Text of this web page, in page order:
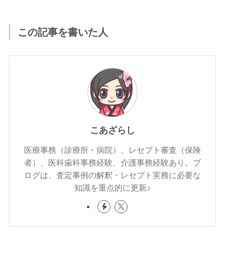
この記事を書いた人
こあざらし
医療事務（診療所・病院）、レセプト審査（保険
者）、医科歯科事務経験、介護事務経験あり。ブ
ログは、査定事例の解釈・レセプト実務に必要な
知識を重点的に更新♪